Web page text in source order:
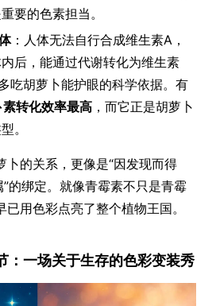
要的色素担当。
：人体无法自行合成维生素A，
后，能通过代谢转化为维生素
吃胡萝卜能护眼的科学依据。有
转化效率最高 ，而它正是胡萝卜
。
卜的关系，更像是“因发现而得
”的绑定。就像青霉素不只是青霉
用色彩点亮了整个植物王国。
：一场关于生存的色彩变装秀